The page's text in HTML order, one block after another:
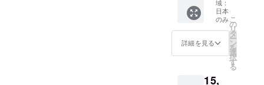
売管理
者の名
前 三木
酒類販
売管理
日 2025
朱印と
御朱印
帳は、
クラウ
ドファ
ンディ
行でお
わるお
話＋神
社ご案
内（約1
時間を
は、ご
30,000
円・
50,000
100,000
円のお
同じ内
載した
芳名帳
（特別
な返礼
要な方
域：
日本
のみ
詳細を見る
こ
の
リ
タ
ー
ン
を
選
択
す
る
15,